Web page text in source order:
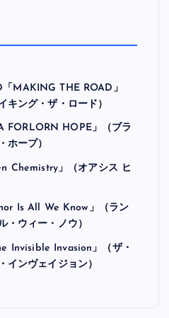
MAKING THE ROAD」
キング・ザ・ロード）
FORLORN HOPE」（ブラ
ホープ）
Chemistry」（オアシス ヒ
Is All We Know」（ラン
・ウィー・ノウ）
Invisible Invasion」（ザ・
インヴェイジョン）